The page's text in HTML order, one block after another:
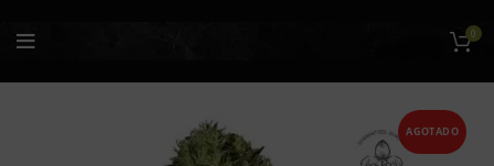
0
AGOTADO